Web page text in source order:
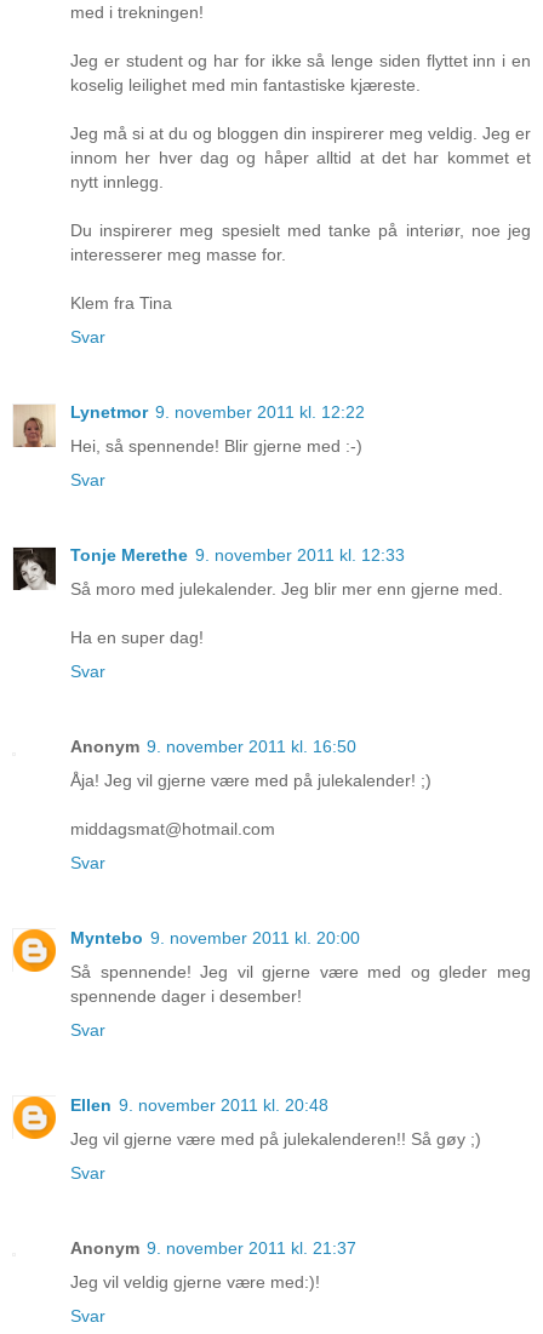
med i trekningen!
Jeg er student og har for ikke så lenge siden flyttet inn i en
koselig leilighet med min fantastiske kjæreste.
Jeg må si at du og bloggen din inspirerer meg veldig. Jeg er
innom her hver dag og håper alltid at det har kommet et
nytt innlegg.
Du inspirerer meg spesielt med tanke på interiør, noe jeg
interesserer meg masse for.
Klem fra Tina
Svar
Lynetmor 9. november 2011 kl. 12:22
Hei, så spennende! Blir gjerne med :-)
Svar
Tonje Merethe 9. november 2011 kl. 12:33
Så moro med julekalender. Jeg blir mer enn gjerne med.
Ha en super dag!
Svar
Anonym 9. november 2011 kl. 16:50
Åja! Jeg vil gjerne være med på julekalender! ;)
middagsmat@hotmail.com
Svar
Myntebo 9. november 2011 kl. 20:00
Så spennende! Jeg vil gjerne være med og gleder meg
spennende dager i desember!
Svar
Ellen 9. november 2011 kl. 20:48
Jeg vil gjerne være med på julekalenderen!! Så gøy ;)
Svar
Anonym 9. november 2011 kl. 21:37
Jeg vil veldig gjerne være med:)!
Svar